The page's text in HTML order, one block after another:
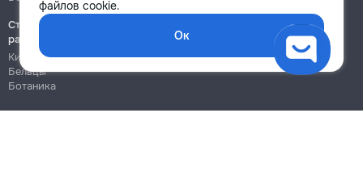
файлов cookie.
Ок
Строительно-монтажные
работы
Кишинёв
Бельцы
Ботаника